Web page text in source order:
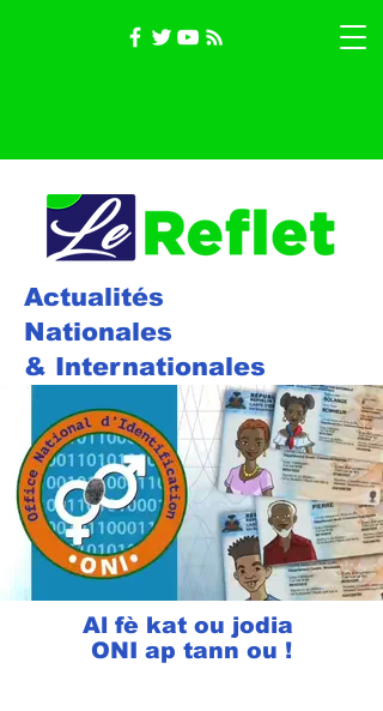
Actualités
Nationales
& Internationales
Al fè kat ou jodia
ONI ap tann ou !